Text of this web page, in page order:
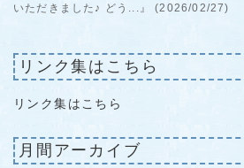
いただきました♪ どう...』 (2026/02/27)
リンク集はこちら
リンク集はこちら
月間アーカイブ